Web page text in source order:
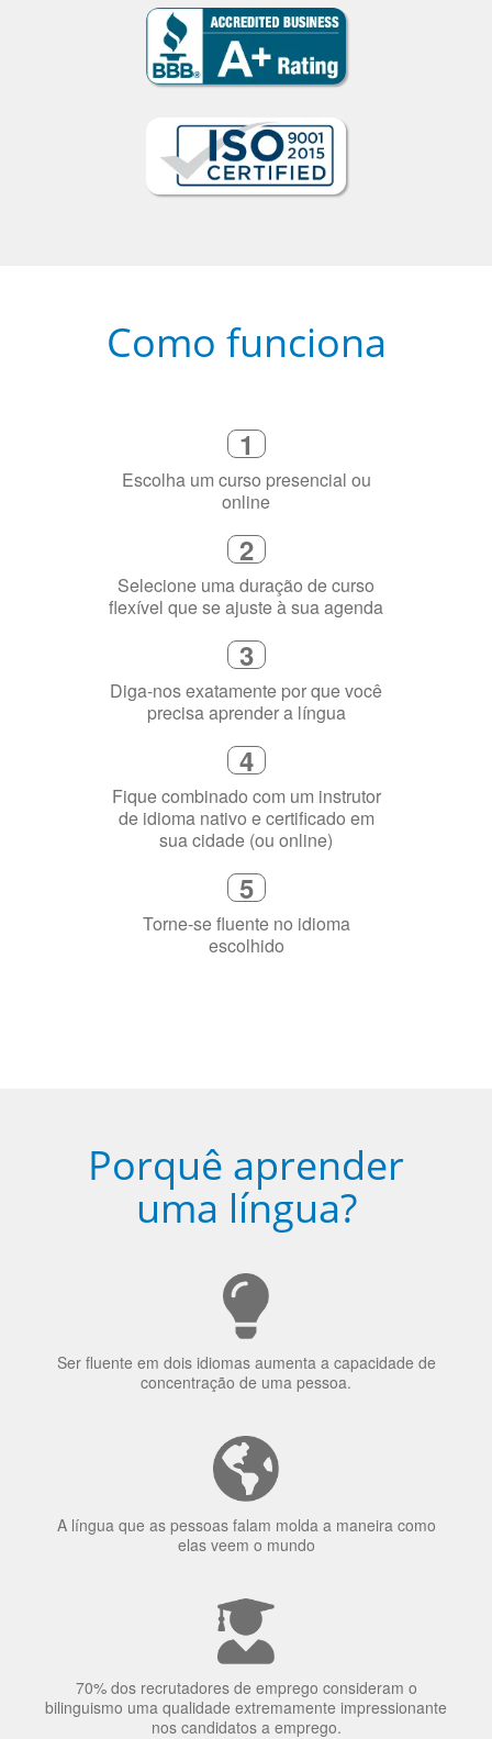
Como funciona
1
Escolha um curso presencial ou
online
2
Selecione uma duração de curso
flexível que se ajuste à sua agenda
3
Diga-nos exatamente por que você
precisa aprender a língua
4
Fique combinado com um instrutor
de idioma nativo e certificado em
sua cidade (ou online)
5
Torne-se fluente no idioma
escolhido
Porquê aprender
uma língua?
Ser fluente em dois idiomas aumenta a capacidade de
concentração de uma pessoa.
A língua que as pessoas falam molda a maneira como
elas veem o mundo
70% dos recrutadores de emprego consideram o
bilinguismo uma qualidade extremamente impressionante
nos candidatos a emprego.